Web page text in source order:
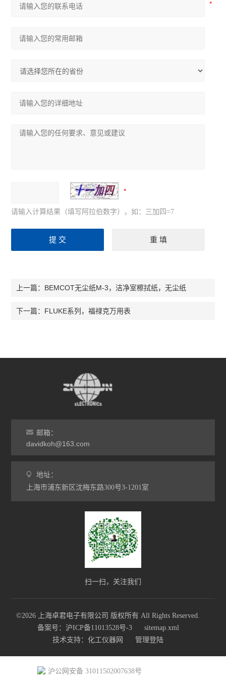
请输入计算结果（填写阿拉伯数字），如：三加四=7
上一篇： BEMCOT无尘纸M-3，洁净室檫拭纸，无尘纸
下一篇： FLUKE系列，福禄克万用表
邮箱：
davidkoh@163.com
地址：
上海市浦东新区沈梅东路300号3-1201室
扫一扫，关注我们
©2026 上海卓君电子有限公司 版权所有 All Rights Reserved.
备案号：沪ICP备11013528号-3
sitemap.xml
技术支持： 化工仪器网 管理登陆
沪公网安备 31011502007638号